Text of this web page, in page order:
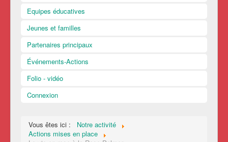
Equipes éducatives
Jeunes et familles
Partenaires principaux
Événements-Actions
Folio - vidéo
Connexion
Vous êtes ici :
Notre activité
Actions mises en place